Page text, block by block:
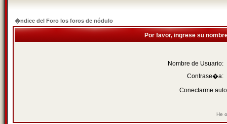
�ndice del Foro los foros de nódulo
Por favor, ingrese su
Nombre de Usuario:
Contrase�a:
Conectarme
He